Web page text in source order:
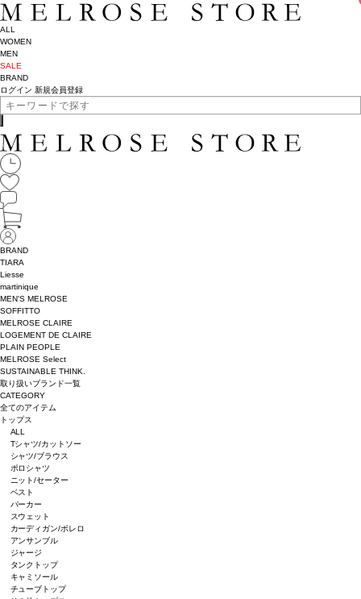
ALL
WOMEN
MEN
SALE
BRAND
ログイン 新規会員登録
BRAND
TIARA
Liesse
martinique
MEN'S MELROSE
SOFFITTO
MELROSE CLAIRE
LOGEMENT DE CLAIRE
PLAIN PEOPLE
MELROSE Select
SUSTAINABLE THINK.
取り扱いブランド一覧
CATEGORY
全てのアイテム
トップス
ALL
Tシャツ/カットソー
シャツ/ブラウス
ポロシャツ
ニット/セーター
ベスト
パーカー
スウェット
カーディガン/ボレロ
アンサンブル
ジャージ
タンクトップ
キャミソール
チューブトップ